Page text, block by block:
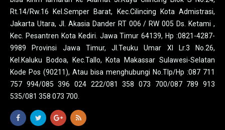
Rt.14/Rw.16 Kel.Semper Barat, Kec.Cilincing Kota Admistrasi,
Jakarta Utara, Jl. Akasia Dander RT 006 / RW 005 Ds. Ketami ,
Kec. Pesantren Kota Kediri. Jawa Timur 64139, Hp :0821-4287-
9989 Provinsi Jawa Timur, Jl.Teuku Umar XI Lr.3 No.26,
Kel.Kaluku Bodoa, Kec.Tallo, Kota Makassar Sulawesi-Selatan
Kode Pos (90211), Atau bisa menghubungi No.Tlp/Hp :087 711
757 994/085 396 024 222/081 358 073 700/087 789 913
535/081 358 073 700.